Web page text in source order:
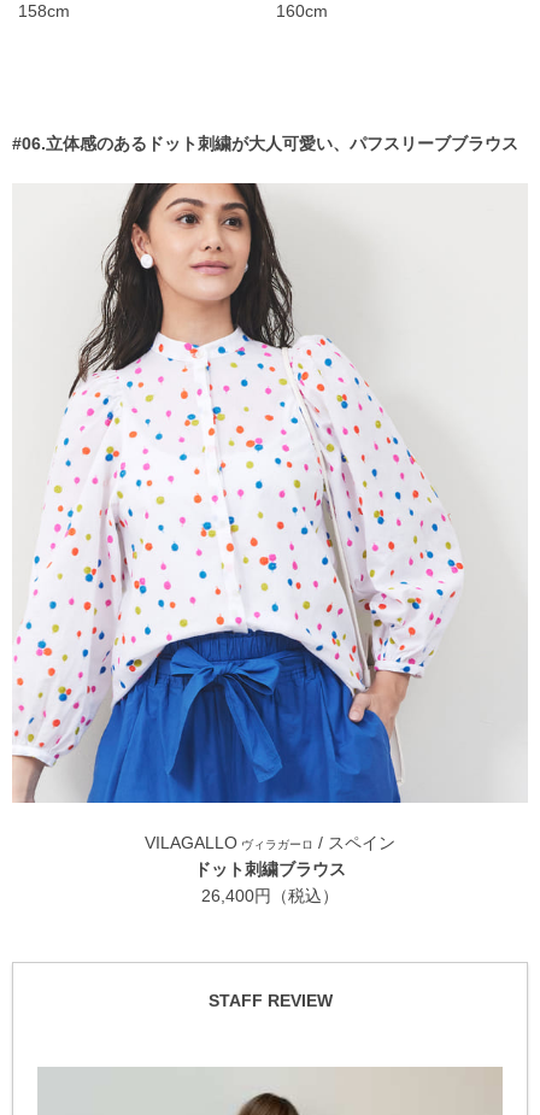
158cm
160cm
#06.立体感のあるドット刺繍が大人可愛い、パフスリーブブラウス
VILAGALLO ヴィラガーロ / スペイン
ドット刺繍ブラウス
26,400円（税込）
STAFF REVIEW